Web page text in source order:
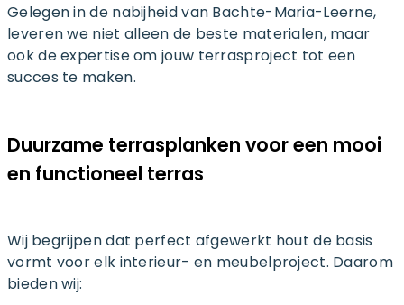
Gelegen in de nabijheid van Bachte-Maria-Leerne,
leveren we niet alleen de beste materialen, maar
ook de expertise om jouw terrasproject tot een
succes te maken.
Duurzame terrasplanken voor een mooi
en functioneel terras
Wij begrijpen dat perfect afgewerkt hout de basis
vormt voor elk interieur- en meubelproject. Daarom
bieden wij: